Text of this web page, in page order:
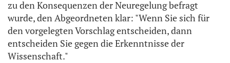
zu den Konsequenzen der Neuregelung befragt
wurde, den Abgeordneten klar: "Wenn Sie sich für
den vorgelegten Vorschlag entscheiden, dann
entscheiden Sie gegen die Erkenntnisse der
Wissenschaft."